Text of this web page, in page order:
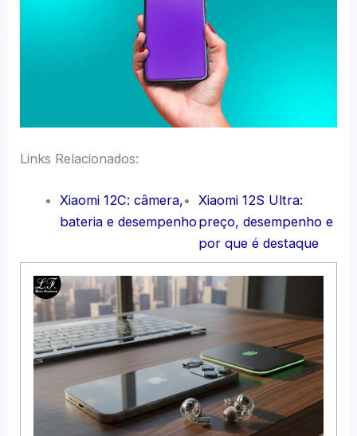
Links Relacionados:
Xiaomi 12C: câmera,
bateria e desempenho
Xiaomi 12S Ultra:
preço, desempenho e
por que é destaque